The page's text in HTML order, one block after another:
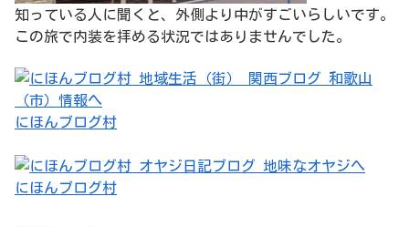
知っている人に聞くと、外側より中がすごいらしいです。
この旅で内装を拝める状況ではありませんでした。
にほんブログ村
にほんブログ村